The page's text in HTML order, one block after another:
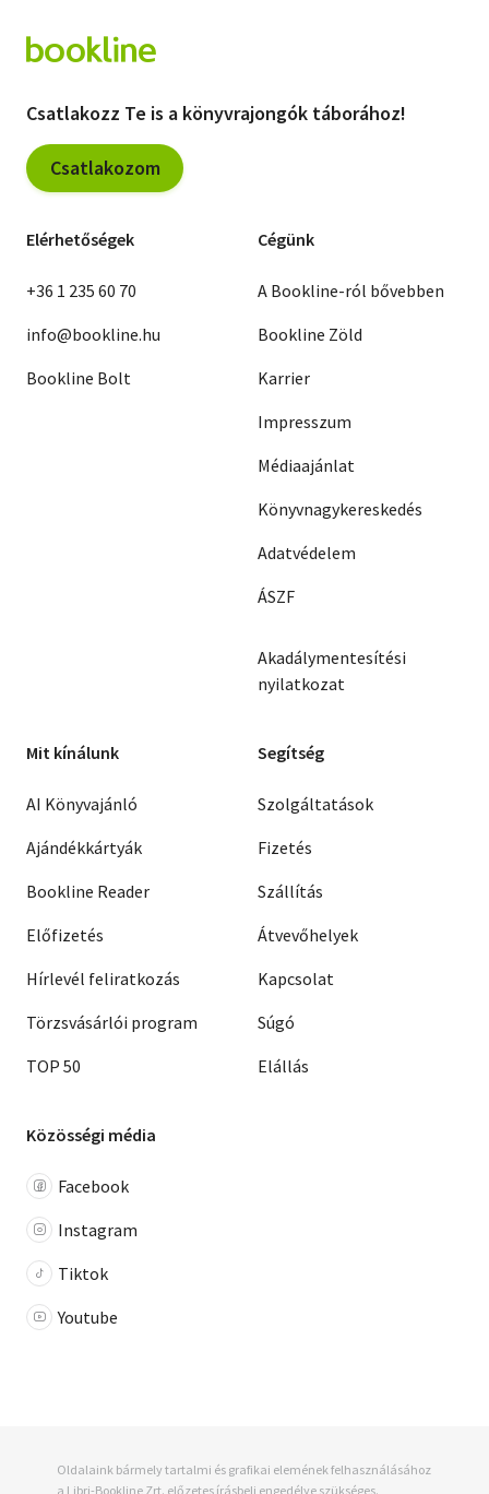
Csatlakozz Te is a könyvrajongók táborához!
Csatlakozom
Elérhetőségek
+36 1 235 60 70
info@bookline.hu
Bookline Bolt
Cégünk
A Bookline-ról bővebben
Bookline Zöld
Karrier
Impresszum
Médiaajánlat
Könyvnagykereskedés
Adatvédelem
ÁSZF
Akadálymentesítési
nyilatkozat
Mit kínálunk
AI Könyvajánló
Ajándékkártyák
Bookline Reader
Előfizetés
Hírlevél feliratkozás
Törzsvásárlói program
TOP 50
Segítség
Szolgáltatások
Fizetés
Szállítás
Átvevőhelyek
Kapcsolat
Súgó
Elállás
Közösségi média
Facebook
Instagram
Tiktok
Youtube
Oldalaink bármely tartalmi és grafikai elemének felhasználásához
a Libri-Bookline Zrt. előzetes írásbeli engedélye szükséges.